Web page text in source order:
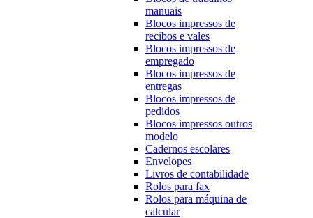
manuais
Blocos impressos de
recibos e vales
Blocos impressos de
empregado
Blocos impressos de
entregas
Blocos impressos de
pedidos
Blocos impressos outros
modelo
Cadernos escolares
Envelopes
Livros de contabilidade
Rolos para fax
Rolos para máquina de
calcular